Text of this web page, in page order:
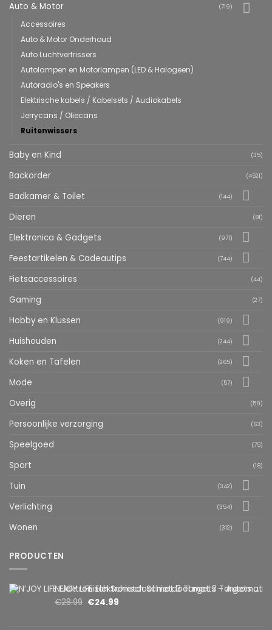
Auto & Motor (719)
Accessoires
Auto & Motor Onderhoud
Auto Luchtverfrissers
Autolampen en Motorlampen (LED & Halogeen)
Autoradio's en Speakers
Elektrische kabels / Kabelsets / Audiokabels
Jerrycans / Oliecans
Ruitenwissers
Baby en Kind (35)
Backorder (4521)
Badkamer & Toilet (144)
Dieren (81)
Elektronica & Gadgets (971)
Feestartikelen & Cadeautips (744)
Fietsaccessoires (44)
Gaming (27)
Hobby en Klussen (919)
Huishouden (244)
Koken en Tafelen (265)
Mode (57)
Overig (59)
Persoonlijke verzorging (63)
Speelgoed (75)
Sport (18)
Tuin (342)
Verlichting (354)
Wonen (312)
PRODUCTEN
N’JOY LIFE Elektronisch Schietdoel met 3 Targets – Automatische Reset – Digitaal Scorebord – voor Foam Darts
€28.99 €24.99